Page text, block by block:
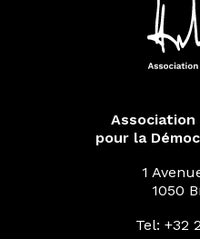
Association
pour la
1
1050
Tel: +32